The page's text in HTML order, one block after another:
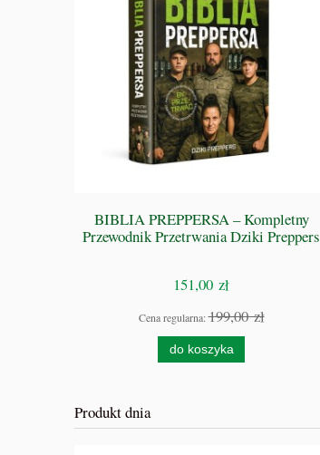
BIBLIA PREPPERSA – Kompletny
Przewodnik Przetrwania Dziki Preppers
151,00 zł
Cena regularna:199,00 zł
do koszyka
Produkt dnia